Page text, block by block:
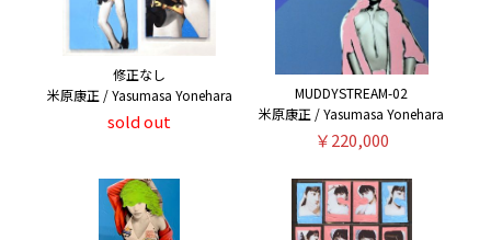
修正なし
米原康正 / Yasumasa Yonehara
sold out
MUDDYSTREAM-02
米原康正 / Yasumasa Yonehara
￥220,000